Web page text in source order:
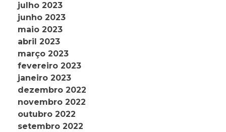
julho 2023
junho 2023
maio 2023
abril 2023
março 2023
fevereiro 2023
janeiro 2023
dezembro 2022
novembro 2022
outubro 2022
setembro 2022